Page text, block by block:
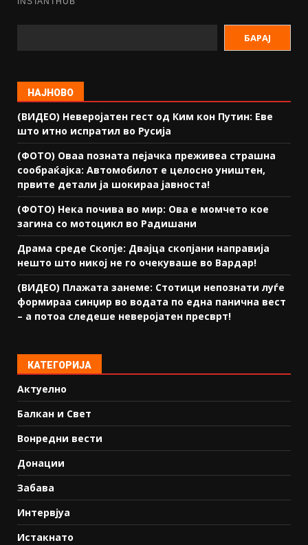
БАРАЈ
НАЈНОВО
(ВИДЕО) Неверојатен гест од Ким кон Путин: Еве
што итно испратил во Русија
(ФОТО) Оваа позната пејачка преживеа страшна
сообраќајка: Автомобилот е целосно уништен,
првите детали ја шокираа јавноста!
(ФОТО) Нека почива во мир: Ова е момчето кое
загина со мотоцикл во Радишани
Драма среде Скопје: Двајца скопјани направија
нешто што никој не го очекуваше во Вардар!
(ВИДЕО) Плажата занеме: Стотици непознати луѓе
формираа синџир во водата по една панична вест
– а потоа следеше неверојатен пресврт!
КАТЕГОРИЈА
Актуелно
Балкан и Свет
Вонредни вести
Донации
Забава
Интервјуа
Истакнато